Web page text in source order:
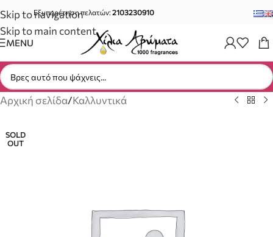
Skip to navigation
Skip to main content
Εξυπηρέτηση πελατών:2103230910
MENU
Αρχική σελίδα/Καλλυντικά
SOLD
OUT